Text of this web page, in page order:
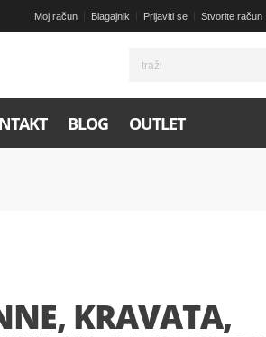
Moj račun Blagajnik Prijaviti se Stvorite račun
BLOG OUTLET
KRAVATA,